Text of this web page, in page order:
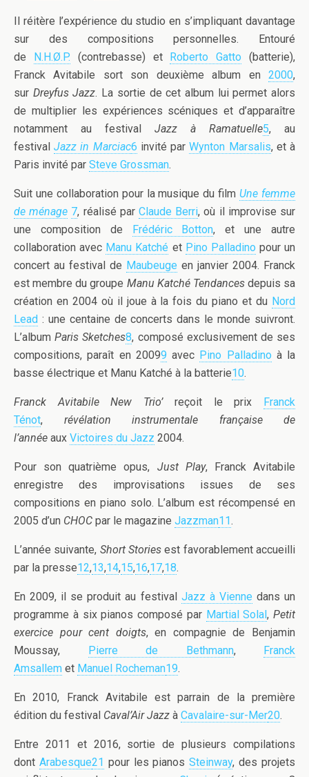
Il réitère l’expérience du studio en s’impliquant davantage
sur des compositions personnelles. Entouré
de
N.H.Ø.P. (contrebasse) et Roberto Gatto (batterie),
Franck Avitabile sort son deuxième album en 2000,
sur Dreyfus Jazz. La sortie de cet album lui permet alors
de multiplier les expériences scéniques et d’apparaître
notamment au festival Jazz à Ramatuelle5, au
festivalJazz in Marciac6 invité parWynton Marsalis, et à
Paris invité par Steve Grossman.
Suit une collaboration pour la musique du film Une femme
de ménage 7, réalisé parClaude Berri, où il improvise sur
une composition de
Frédéric Botton, et une autre
collaboration avec Manu Katché et Pino Palladino pour un
concert au festival de Maubeuge en janvier 2004. Franck
est membre du groupe Manu Katché Tendancesdepuis sa
création en 2004 où il joue à la fois du piano et du Nord
Lead : une centaine de concerts dans le monde suivront.
L’albumParis Sketches8, composé exclusivement de ses
compositions, paraît en 20099 avec Pino Palladino à la
basse électrique et Manu Katché à la batterie10.
Franck Avitabile New Trio’reçoit le prix
Franck
Ténot, révélation instrumentale française de
l’année aux Victoires du Jazz 2004.
Pour son quatrième opus, Just Play, Franck Avitabile
enregistre des improvisations issues de ses
compositions en piano solo. L’album est récompensé en
2005 d’un CHOC par le magazine Jazzman11.
L’année suivante, Short Stories est favorablement accueilli
par la presse12,13,14,15,16,17,18.
En 2009, il se produit au festival Jazz à Vienne dans un
programme à six pianos composé par Martial Solal, Petit
exercice pour cent doigts, en compagnie de Benjamin
Moussay,
Pierre de Bethmann,
Franck
Amsallem et Manuel Rocheman19.
En 2010, Franck Avitabile est parrain de la première
édition du festival Caval’Air Jazz à Cavalaire-sur-Mer20.
Entre 2011 et 2016, sortie de plusieurs compilations
dont Arabesque21 pour les pianosSteinway, des projets